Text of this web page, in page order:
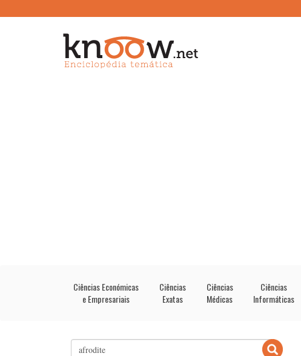
Ciências Económicas
e Empresariais
Ciências
Exatas
Ciências
Médicas
Ciências
Informáticas